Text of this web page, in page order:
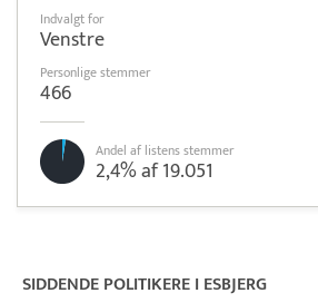
Indvalgt for
Venstre
Personlige stemmer
466
Andel af listens stemmer
2,4% af 19.051
SIDDENDE POLITIKERE I ESBJERG